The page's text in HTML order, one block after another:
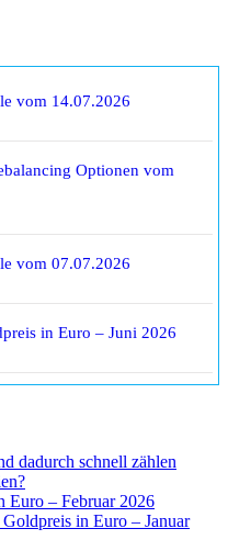
vom 14.07.2026
Optionen vom
vom 07.07.2026
in Euro – Juni 2026
dadurch schnell zählen
Euro – Februar 2026
Goldpreis in Euro – Januar